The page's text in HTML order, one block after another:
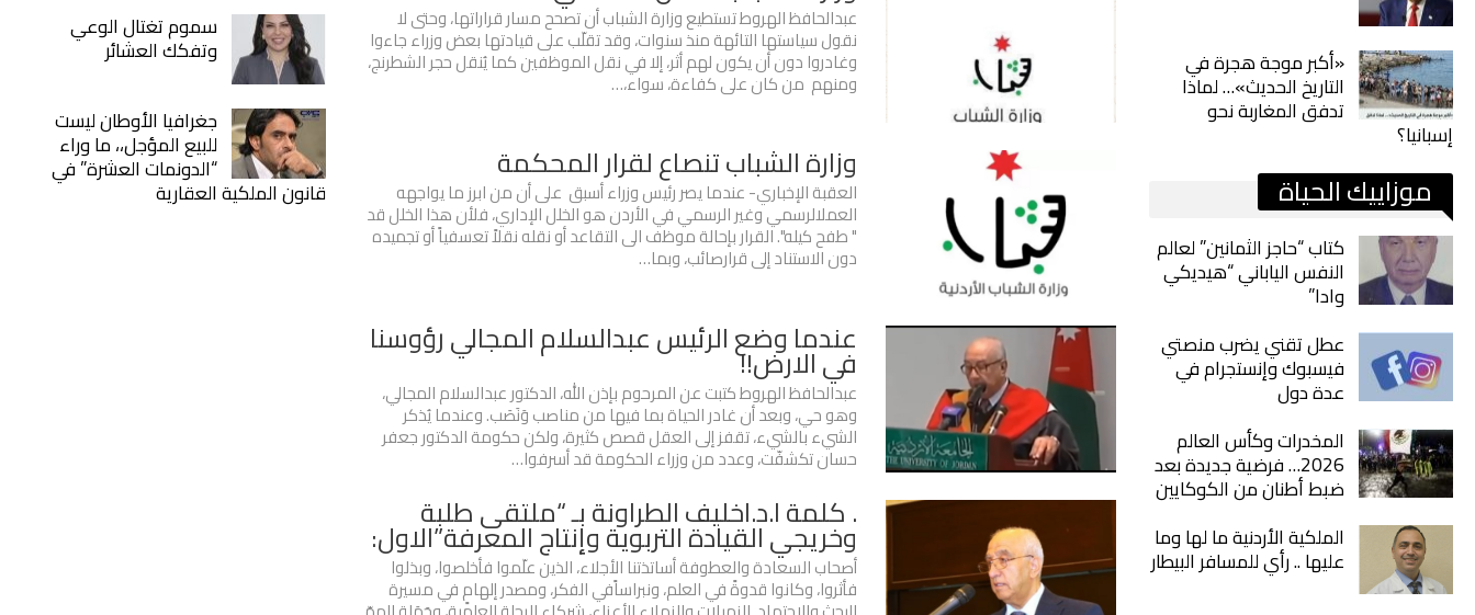
عبدالحافظ الهروط تستطيع وزارة الشباب أن تصحح مسار قراراتها، وحتى لا
نقول سياستها التائهة منذ سنوات، وقد تقلّب على قيادتها بعض وزراء جاءوا
وغادروا دون أن يكون لهم أثر، إلا في نقل الموظفين كما يُنقل حجر الشطرنج،
ومنهم من كان على كفاءة، سواء،…
وزارة الشباب تنصاع لقرار المحكمة
العقبة الإخباري- عندما يصر رئيس وزراء أسبق على أن من ابرز ما يواجهه
العملالرسمي وغير الرسمي في الأردن هو الخلل الإداري، فلأن هذا الخلل قد
" طفح كيله". القرار بإحالة موظف الى التقاعد أو نقله نقلاً تعسفياً أو تجميده
دون الاستناد إلى قرارصائب، وبما…
عندما وضع الرئيس عبدالسلام المجالي رؤوسنا
في الارض!!
عبدالحافظ الهروط كتبت عن المرحوم بإذن الله، الدكتور عبدالسلام المجالي،
وهو حي، وبعد أن غادر الحياة بما فيها من مناصب وَنَصَب. وعندما يُذكر
الشيء بالشيء، تقفز إلى العقل قصص كثيرة، ولكن حكومة الدكتور جعفر
حسان تكشفّت، وعدد من وزراء الحكومة قد أسرفوا…
. كلمة ا.د.اخليف الطراونة بـ “ملتقى طلبة
وخريجي القيادة التربوية وإنتاج المعرفة”الاول:
أصحاب السعادة والعطوفة أساتذتنا الأجلاء، الذين علّموا فأخلصوا، وبذلوا
فأثروا، وكانوا قدوةً في العلم، ونبراساًفي الفكر، ومصدر إلهامٍ في مسيرة
سموم تغتال الوعي
وتفكك العشائر
جغرافيا الأوطان ليست
للبيع المؤجل،، ما وراء
“الدونمات العشرة” في
قانون الملكية العقارية
«أكبر موجة هجرة في
التاريخ الحديث»… لماذا
تدفق المغاربة نحو
إسبانيا؟
موزاييك الحياة
كتاب “حاجز الثمانين” لعالم
النفس الياباني “هيديكي
وادا”
عطل تقني يضرب منصتي
فيسبوك وإنستجرام في
عدة دول
المخدرات وكأس العالم
2026… فرضية جديدة بعد
ضبط أطنان من الكوكايين
الملكية الأردنية ما لها وما
عليها .. رأي للمسافر البيطار